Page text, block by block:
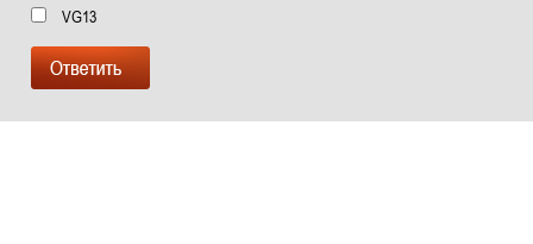
VG13